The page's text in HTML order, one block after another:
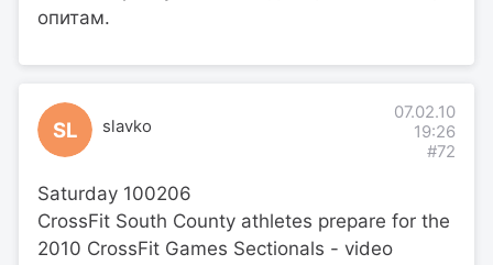
опитам.
SL slavko
07.02.10
19:26
#72
Saturday 100206
CrossFit South County athletes prepare for the
2010 CrossFit Games Sectionals - video